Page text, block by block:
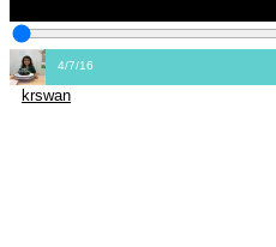
4/7/16
krswan